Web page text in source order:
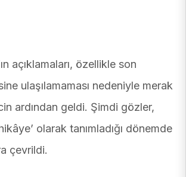
açıklamaları, özellikle son
ulaşılamaması nedeniyle merak
ardından geldi. Şimdi gözler,
hikâye’ olarak tanımladığı dönemde
çevrildi.